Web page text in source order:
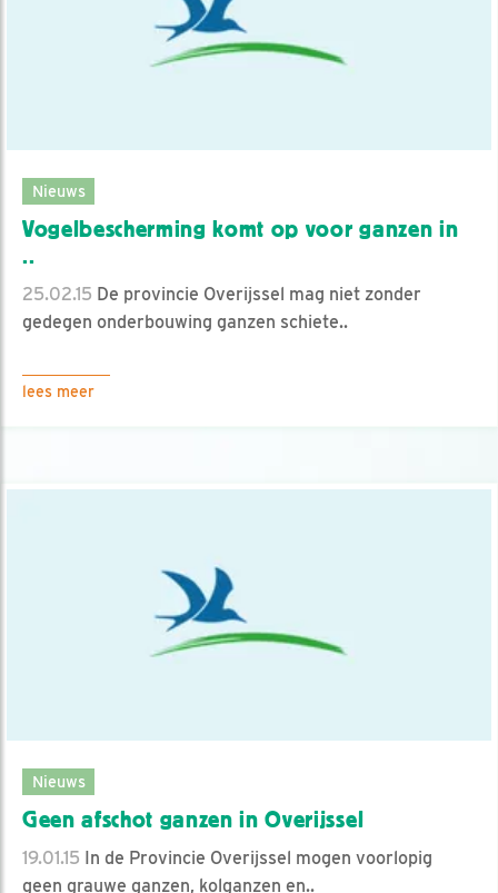
Nieuws
Vogelbescherming komt op voor ganzen in
..
25.02.15 De provincie Overijssel mag niet zonder
gedegen onderbouwing ganzen schiete..
lees meer
Nieuws
Geen afschot ganzen in Overijssel
19.01.15 In de Provincie Overijssel mogen voorlopig
geen grauwe ganzen, kolganzen en..